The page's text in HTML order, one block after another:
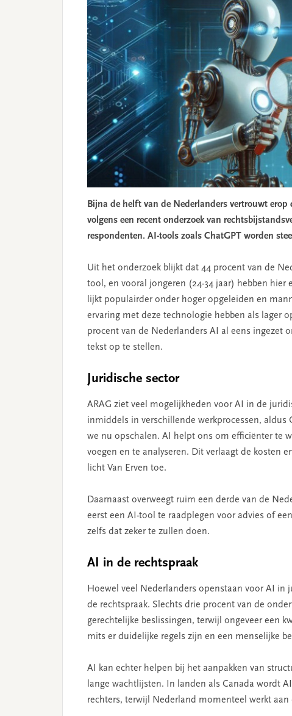
Bijna de helft van de Nederlanders vertrouwt
volgens een recent onderzoek van
respondenten. AI-tools zoals ChatGPT worden
Uit het onderzoek blijkt dat 44 procent van de
tool, en vooral jongeren (24-34 jaar) hebben hier
lijkt populairder onder hoger opgeleiden en
ervaring met deze technologie hebben als lager
procent van de Nederlanders AI al eens ingezet
tekst op te stellen.
Juridische sector
ARAG ziet veel mogelijkheden voor AI in de
inmiddels in verschillende werkprocessen, aldus
we nu opschalen. AI helpt ons om efficiënter te
voegen en te analyseren. Dit verlaagt de kosten
licht Van Erven toe.
Daarnaast overweegt ruim een derde van de
eerst een AI-tool te raadplegen voor advies of
zelfs dat zeker te zullen doen.
AI in de rechtspraak
Hoewel veel Nederlanders openstaan voor AI in
de rechtspraak. Slechts drie procent van de
gerechtelijke beslissingen, terwijl ongeveer een
mits er duidelijke regels zijn en een menselijke
AI kan echter helpen bij het aanpakken van
lange wachtlijsten. In landen als Canada wordt
rechters, terwijl Nederland momenteel werkt